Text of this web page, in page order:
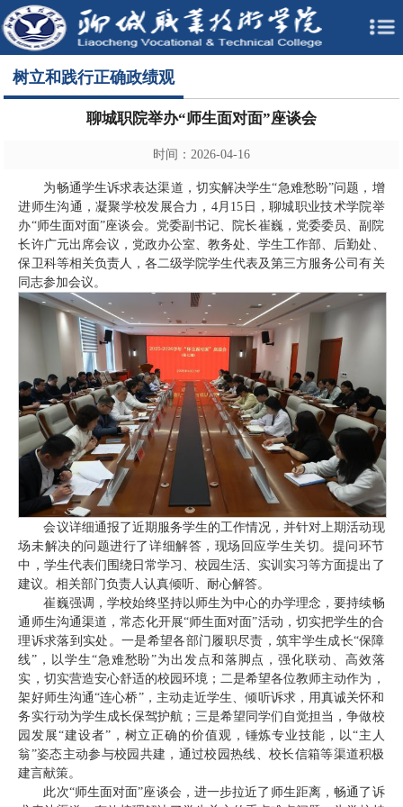
树立和践行正确政绩观
聊城职院举办“师生面对面”座谈会
时间：2026-04-16
为畅通学生诉求表达渠道，切实解决学生“急难愁盼”问题，增
进师生沟通，凝聚学校发展合力，4月15日，聊城职业技术学院举
办“师生面对面”座谈会。党委副书记、院长崔巍，党委委员、副院
长许广元出席会议，党政办公室、教务处、学生工作部、后勤处、
保卫科等相关负责人，各二级学院学生代表及第三方服务公司有关
同志参加会议。
会议详细通报了近期服务学生的工作情况，并针对上期活动现
场未解决的问题进行了详细解答，现场回应学生关切。提问环节
中，学生代表们围绕日常学习、校园生活、实训实习等方面提出了
建议。相关部门负责人认真倾听、耐心解答。
崔巍强调，学校始终坚持以师生为中心的办学理念，要持续畅
通师生沟通渠道，常态化开展“师生面对面”活动，切实把学生的合
理诉求落到实处。一是希望各部门履职尽责，筑牢学生成长“保障
线”，以学生“急难愁盼”为出发点和落脚点，强化联动、高效落
实，切实营造安心舒适的校园环境；二是希望各位教师主动作为，
架好师生沟通“连心桥”，主动走近学生、倾听诉求，用真诚关怀和
务实行动为学生成长保驾护航；三是希望同学们自觉担当，争做校
园发展“建设者”，树立正确的价值观，锤炼专业技能，以“主人
翁”姿态主动参与校园共建，通过校园热线、校长信箱等渠道积极
建言献策。
此次“师生面对面”座谈会，进一步拉近了师生距离，畅通了诉